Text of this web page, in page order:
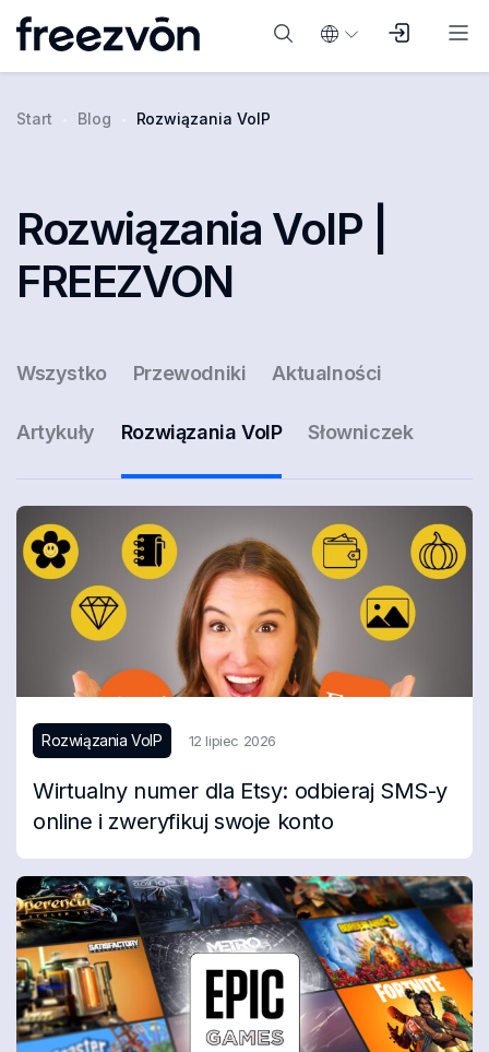
Start Blog Rozwiązania VoIP
Rozwiązania VoIP |
FREEZVON
Wszystko Przewodniki Aktualności
Artykuły Rozwiązania VoIP Słowniczek
Rozwiązania VoIP 12 lipiec 2026
Wirtualny numer dla Etsy: odbieraj SMS-y
online i zweryfikuj swoje konto